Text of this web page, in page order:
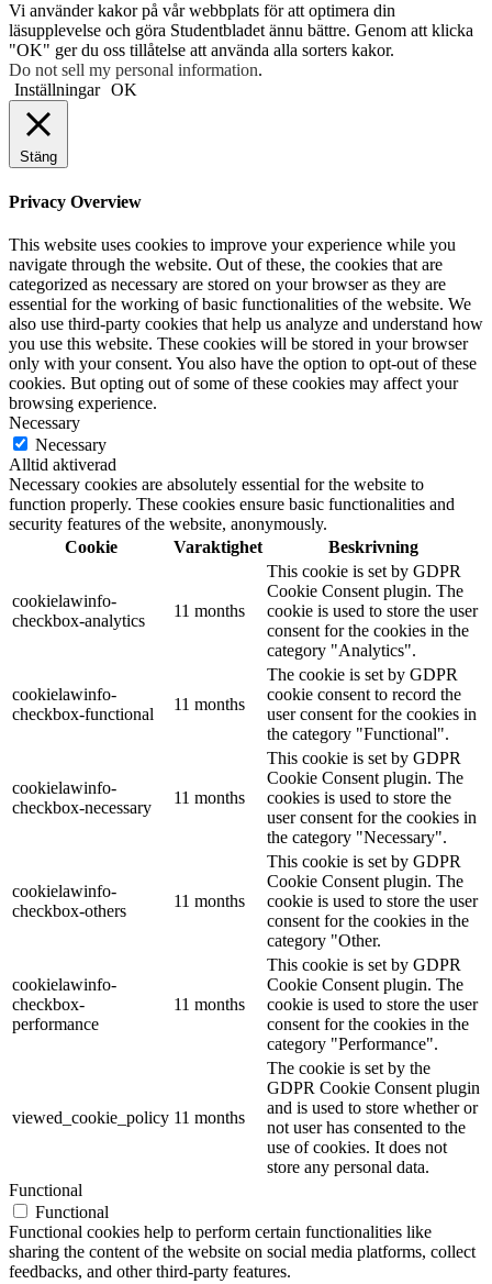
Vi använder kakor på vår webbplats för att optimera din
läsupplevelse och göra Studentbladet ännu bättre. Genom att klicka
"OK" ger du oss tillåtelse att använda alla sorters kakor.
Do not sell my personal information.
Inställningar OK
Stäng
Privacy Overview
This website uses cookies to improve your experience while you
navigate through the website. Out of these, the cookies that are
categorized as necessary are stored on your browser as they are
essential for the working of basic functionalities of the website. We
also use third-party cookies that help us analyze and understand how
you use this website. These cookies will be stored in your browser
only with your consent. You also have the option to opt-out of these
cookies. But opting out of some of these cookies may affect your
browsing experience.
Necessary
Necessary
Alltid aktiverad
Necessary cookies are absolutely essential for the website to
function properly. These cookies ensure basic functionalities and
security features of the website, anonymously.
Cookie
Varaktighet Beskrivning
cookielawinfo-
checkbox-analytics
11 months
This cookie is set by GDPR
Cookie Consent plugin. The
cookie is used to store the user
consent for the cookies in the
category "Analytics".
cookielawinfo-
checkbox-functional
11 months
The cookie is set by GDPR
cookie consent to record the
user consent for the cookies in
the category "Functional".
cookielawinfo-
checkbox-necessary
11 months
This cookie is set by GDPR
Cookie Consent plugin. The
cookies is used to store the
user consent for the cookies in
the category "Necessary".
cookielawinfo-
checkbox-others
11 months
This cookie is set by GDPR
Cookie Consent plugin. The
cookie is used to store the user
consent for the cookies in the
category "Other.
cookielawinfo-
checkbox-
performance
11 months
This cookie is set by GDPR
Cookie Consent plugin. The
cookie is used to store the user
consent for the cookies in the
category "Performance".
viewed_cookie_policy 11 months
The cookie is set by the
GDPR Cookie Consent plugin
and is used to store whether or
not user has consented to the
use of cookies. It does not
store any personal data.
Functional
Functional
Functional cookies help to perform certain functionalities like
sharing the content of the website on social media platforms, collect
feedbacks, and other third-party features.